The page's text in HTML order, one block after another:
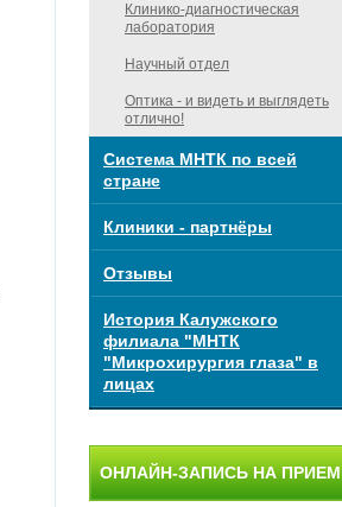
Клинико-диагностическая
лаборатория
Научный отдел
Оптика - и видеть и выглядеть
отлично!
Система МНТК по всей
стране
Клиники - партнёры
Отзывы
История Калужского
филиала "МНТК
"Микрохирургия глаза" в
лицах
ОНЛАЙН-ЗАПИСЬ НА ПРИЕМ